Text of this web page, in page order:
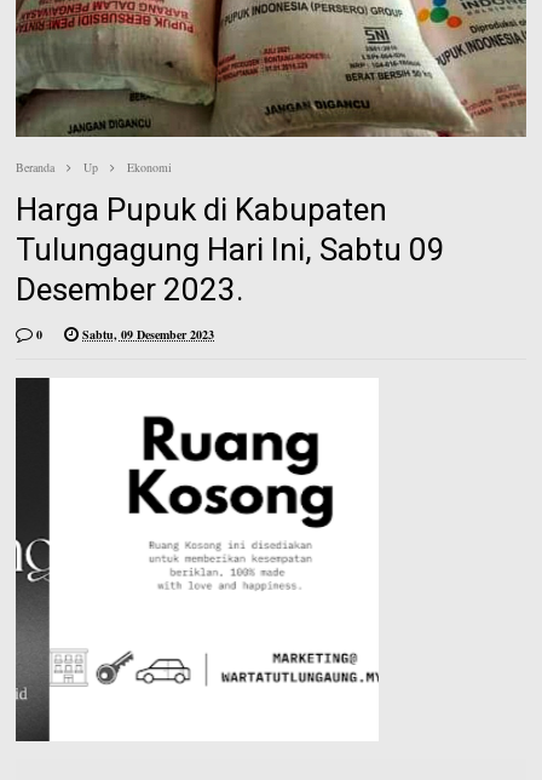
Beranda Up Ekonomi
Harga Pupuk di Kabupaten
Tulungagung Hari Ini, Sabtu 09
Desember 2023.
0 Sabtu, 09 Desember 2023
n
e
e